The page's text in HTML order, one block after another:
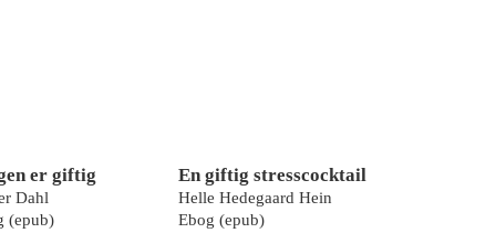
er giftig
Dahl
(epub)
En giftig stresscocktail
Helle Hedegaard Hein
Ebog (epub)